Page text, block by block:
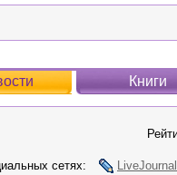
Книги
сетях:
LiveJournal